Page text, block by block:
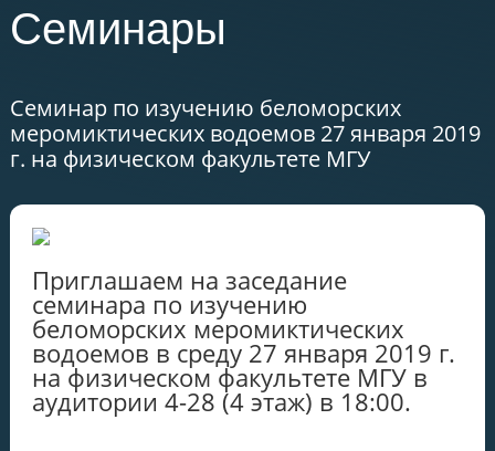
Семинары
Семинар по изучению беломорских
меромиктических водоемов 27 января 2019
г. на физическом факультете МГУ
Приглашаем на заседание
семинара по изучению
беломорских меромиктических
водоемов в среду 27 января 2019 г.
на физическом факультете МГУ в
аудитории 4-28 (4 этаж) в 18:00.